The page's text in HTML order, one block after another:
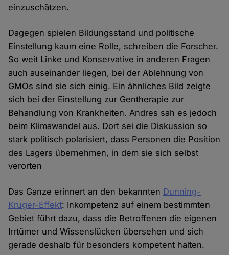
einzuschätzen.
Dagegen spielen Bildungsstand und politische
Einstellung kaum eine Rolle, schreiben die Forscher.
So weit Linke und Konservative in anderen Fragen
auch auseinander liegen, bei der Ablehnung von
GMOs sind sie sich einig. Ein ähnliches Bild zeigte
sich bei der Einstellung zur Gentherapie zur
Behandlung von Krankheiten. Andres sah es jedoch
beim Klimawandel aus. Dort sei die Diskussion so
stark politisch polarisiert, dass Personen die Position
des Lagers übernehmen, in dem sie sich selbst
verorten
Das Ganze erinnert an den bekannten Dunning-
Kruger-Effekt: Inkompetenz auf einem bestimmten
Gebiet führt dazu, dass die Betroffenen die eigenen
Irrtümer und Wissenslücken übersehen und sich
gerade deshalb für besonders kompetent halten.